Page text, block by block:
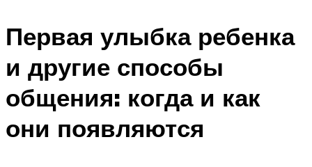
Первая улыбка ребенка
и другие способы
общения: когда и как
они появляются